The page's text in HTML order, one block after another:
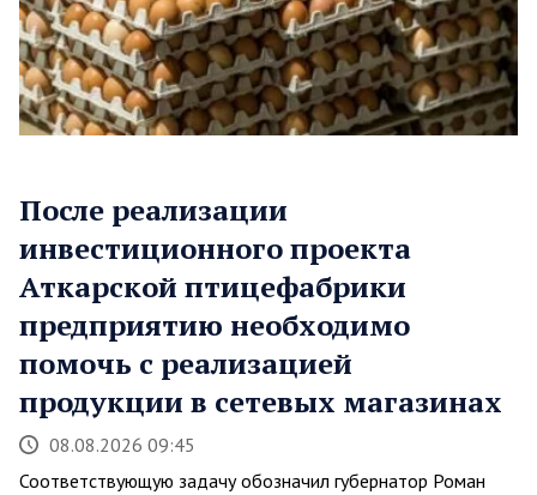
После реализации
инвестиционного проекта
Аткарской птицефабрики
предприятию необходимо
помочь с реализацией
продукции в сетевых магазинах
08.08.2026 09:45
Соответствующую задачу обозначил губернатор Роман